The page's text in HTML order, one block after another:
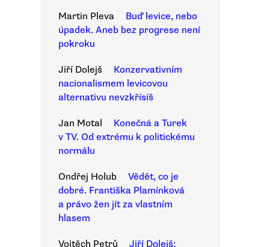
Martin Pleva
Buď levice, nebo
úpadek. Aneb bez progrese není
pokroku
Jiří Dolejš
Konzervativním
nacionalismem levicovou
alternativu nevzkřísíš
Jan Motal
Konečná a Turek
v TV. Od extrému k politickému
normálu
Ondřej Holub
Vědět, co je
dobré. Františka Plamínková
a právo žen jít za vlastním
hlasem
Vojtěch Petrů
Jiří Dolejš: